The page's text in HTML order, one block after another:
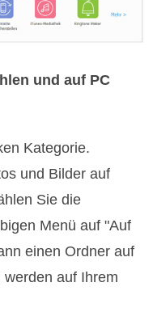
und auf PC
Kategorie.
und Bilder auf
Sie die
Menü auf "Auf
einen Ordner auf
auf Ihrem